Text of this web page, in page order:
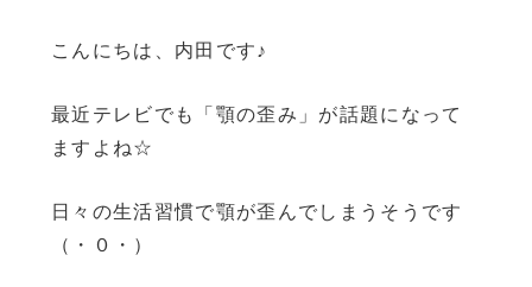
こんにちは、内田です♪
最近テレビでも「顎の歪み」が話題になって
ますよね☆
日々の生活習慣で顎が歪んでしまうそうです
（・０・）